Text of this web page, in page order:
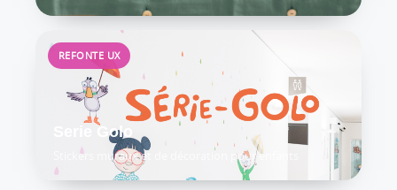
REFONTE UX
Serie Golo
Stickers muraux et de décoration pour enfants